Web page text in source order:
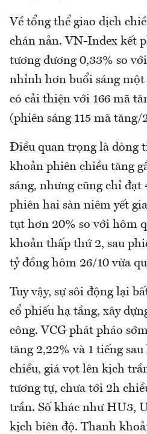
Về tổng thể giao dịch
chán nản. VN-Index kết
tương đương 0,33% so
nhỉnh hơn buổi sáng một
có cải thiện với 166 mã
(phiên sáng 115 mã tăng/
Điều quan trọng là dòng
khoản phiên chiều tăng
sáng, nhưng cũng chỉ đạt
phiên hai sàn niêm yết
tụt hơn 20% so với hôm
khoản thấp thứ 2, sau
tỷ đồng hôm 26/10 vừa
Tuy vậy, sự sôi động lại
cổ phiếu hạ tầng, xây
công. VCG phát pháo
tăng 2,22% và 1 tiếng
chiều, giá vọt lên kịch
tương tự, chưa tới 2h
trần. Số khác như HU3,
kịch biên độ. Thanh